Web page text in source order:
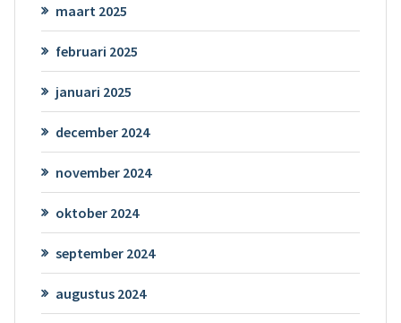
maart 2025
februari 2025
januari 2025
december 2024
november 2024
oktober 2024
september 2024
augustus 2024